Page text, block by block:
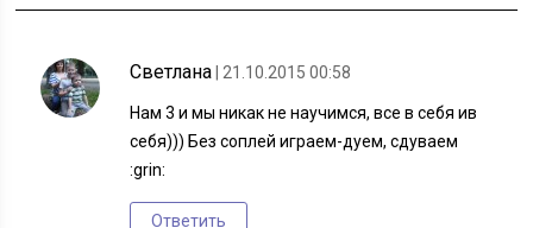
Светлана | 21.10.2015 00:58
Нам 3 и мы никак не научимся, все в себя ив
себя))) Без соплей играем-дуем, сдуваем
:grin:
Ответить